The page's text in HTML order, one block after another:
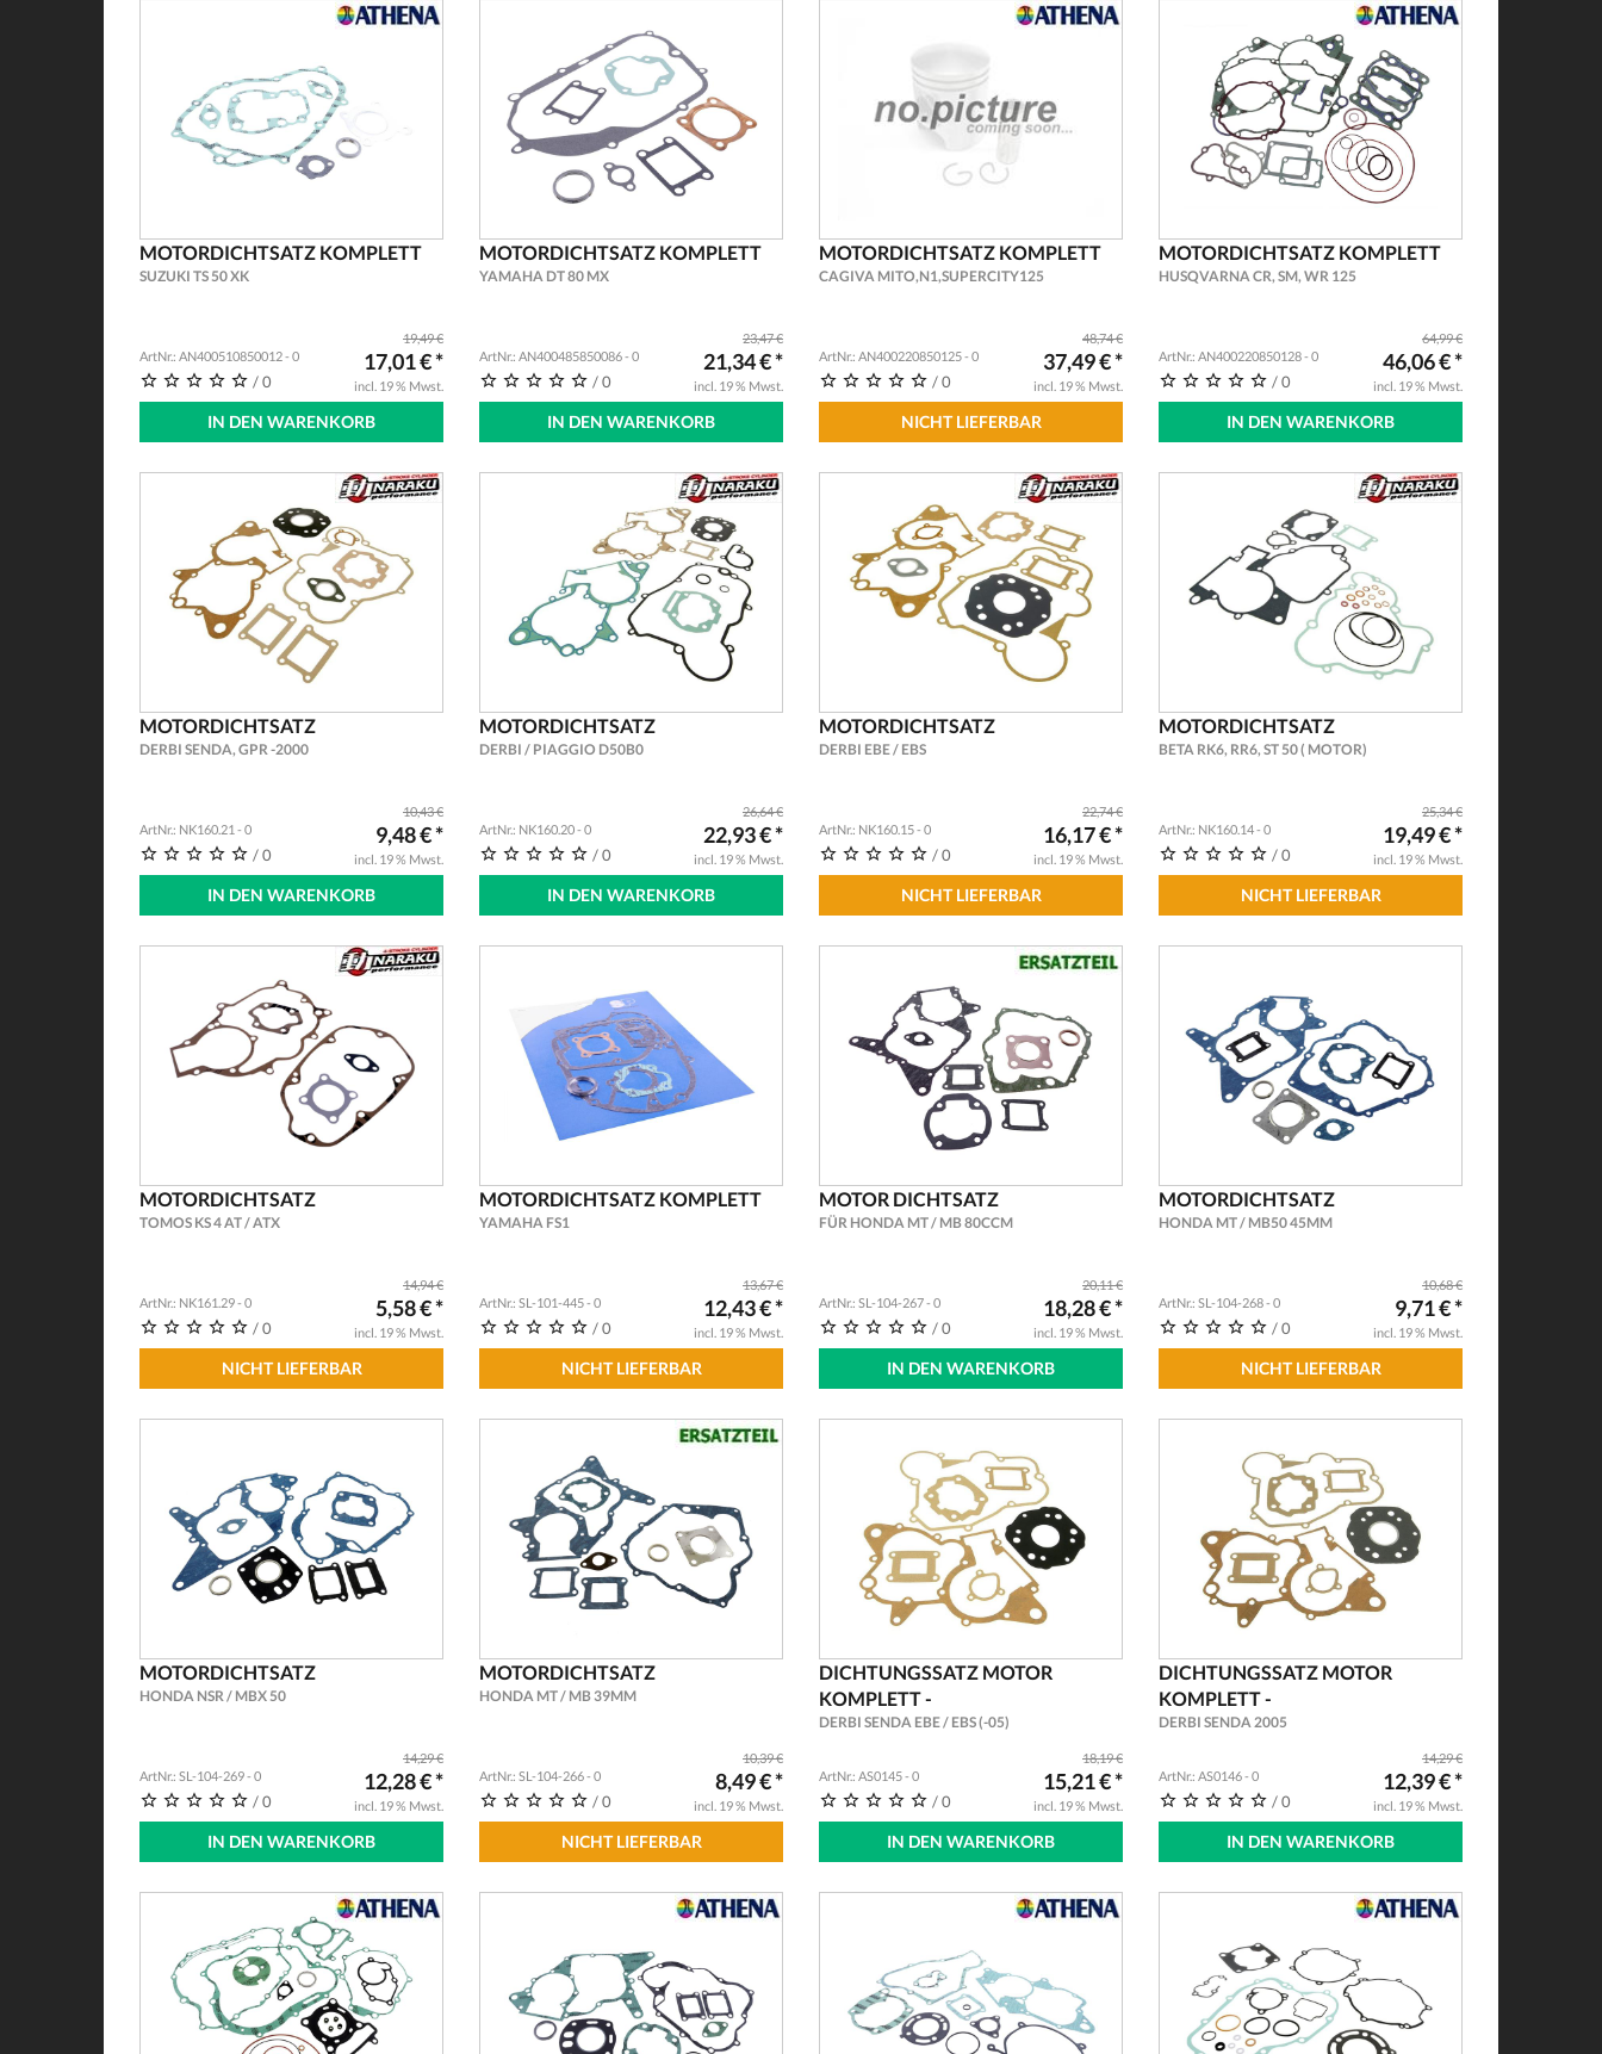
MOTORDICHTSATZ KOMPLETT
SUZUKI TS 50 XK
ArtNr.: AN400510850012 - 0
/ 0
19,49 €
17,01 € *
incl. 19 % Mwst.
IN DEN WARENKORB
MOTORDICHTSATZ KOMPLETT
YAMAHA DT 80 MX
ArtNr.: AN400485850086 - 0
/ 0
23,47 €
21,34 € *
incl. 19 % Mwst.
IN DEN WARENKORB
MOTORDICHTSATZ KOMPLETT
CAGIVA MITO,N1,SUPERCITY125
ArtNr.: AN400220850125 - 0
/ 0
48,74 €
37,49 € *
incl. 19 % Mwst.
NICHT LIEFERBAR
MOTORDICHTSATZ KOMPLETT
HUSQVARNA CR, SM, WR 125
ArtNr.: AN400220850128 - 0
/ 0
64,99 €
46,06 € *
incl. 19 % Mwst.
IN DEN WARENKORB
MOTORDICHTSATZ
DERBI SENDA, GPR -2000
ArtNr.: NK160.21 - 0
/ 0
10,43 €
9,48 € *
incl. 19 % Mwst.
IN DEN WARENKORB
MOTORDICHTSATZ
DERBI / PIAGGIO D50B0
ArtNr.: NK160.20 - 0
/ 0
26,64 €
22,93 € *
incl. 19 % Mwst.
IN DEN WARENKORB
MOTORDICHTSATZ
DERBI EBE / EBS
ArtNr.: NK160.15 - 0
/ 0
22,74 €
16,17 € *
incl. 19 % Mwst.
NICHT LIEFERBAR
MOTORDICHTSATZ
BETA RK6, RR6, ST 50 ( MOTOR)
ArtNr.: NK160.14 - 0
/ 0
25,34 €
19,49 € *
incl. 19 % Mwst.
NICHT LIEFERBAR
MOTORDICHTSATZ
TOMOS KS 4 AT / ATX
ArtNr.: NK161.29 - 0
/ 0
14,94 €
5,58 € *
incl. 19 % Mwst.
NICHT LIEFERBAR
MOTORDICHTSATZ KOMPLETT
YAMAHA FS1
ArtNr.: SL-101-445 - 0
/ 0
13,67 €
12,43 € *
incl. 19 % Mwst.
NICHT LIEFERBAR
MOTOR DICHTSATZ
FÜR HONDA MT / MB 80CCM
ArtNr.: SL-104-267 - 0
/ 0
20,11 €
18,28 € *
incl. 19 % Mwst.
IN DEN WARENKORB
MOTORDICHTSATZ
HONDA MT / MB50 45MM
ArtNr.: SL-104-268 - 0
/ 0
10,68 €
9,71 € *
incl. 19 % Mwst.
NICHT LIEFERBAR
MOTORDICHTSATZ
HONDA NSR / MBX 50
ArtNr.: SL-104-269 - 0
/ 0
14,29 €
12,28 € *
incl. 19 % Mwst.
IN DEN WARENKORB
MOTORDICHTSATZ
HONDA MT / MB 39MM
ArtNr.: SL-104-266 - 0
/ 0
10,39 €
8,49 € *
incl. 19 % Mwst.
NICHT LIEFERBAR
DICHTUNGSSATZ MOTOR
KOMPLETT -
DERBI SENDA EBE / EBS (-05)
ArtNr.: AS0145 - 0
/ 0
18,19 €
15,21 € *
incl. 19 % Mwst.
IN DEN WARENKORB
DICHTUNGSSATZ MOTOR
KOMPLETT -
DERBI SENDA 2005
ArtNr.: AS0146 - 0
/ 0
14,29 €
12,39 € *
incl. 19 % Mwst.
IN DEN WARENKORB